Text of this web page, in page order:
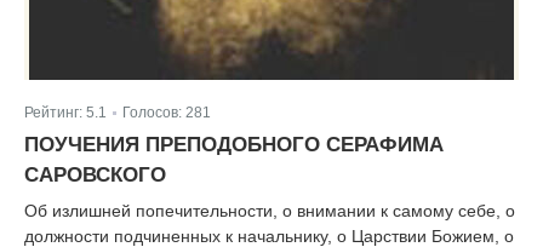
Рейтинг: 5.1 Голосов: 281
ПОУЧЕНИЯ ПРЕПОДОБНОГО СЕРАФИМА
САРОВСКОГО
Об излишней попечительности, о внимании к самому себе, о
должности подчиненных к начальнику, о Царствии Божием, о